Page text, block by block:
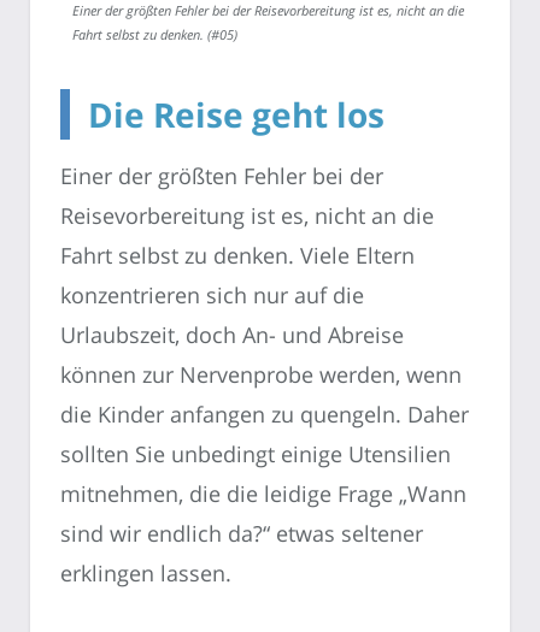
Einer der größten Fehler bei der Reisevorbereitung ist es, nicht an die
Fahrt selbst zu denken. (#05)
Die Reise geht los
Einer der größten Fehler bei der
Reisevorbereitung ist es, nicht an die
Fahrt selbst zu denken. Viele Eltern
konzentrieren sich nur auf die
Urlaubszeit, doch An- und Abreise
können zur Nervenprobe werden, wenn
die Kinder anfangen zu quengeln. Daher
sollten Sie unbedingt einige Utensilien
mitnehmen, die die leidige Frage „Wann
sind wir endlich da?“ etwas seltener
erklingen lassen.